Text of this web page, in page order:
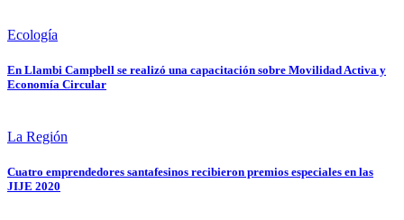
Ecología
En Llambi Campbell se realizó una capacitación sobre Movilidad Activa y
Economía Circular
La Región
Cuatro emprendedores santafesinos recibieron premios especiales en las
JIJE 2020